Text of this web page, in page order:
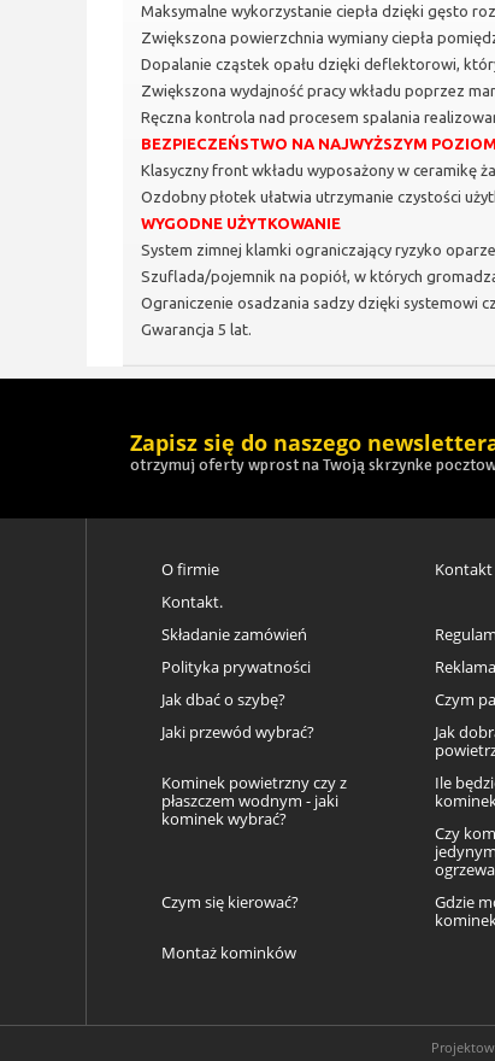
Maksymalne wykorzystanie ciepła dzięki gęsto
Zwiększona powierzchnia wymiany ciepła
Dopalanie cząstek opału dzięki deflektorowi,
Zwiększona wydajność pracy wkładu poprzez
Ręczna kontrola nad procesem spalania
BEZPIECZEŃSTWO NA NAJWYŻSZYM
Klasyczny front wkładu wyposażony w ceramikę
Ozdobny płotek ułatwia utrzymanie czystości
WYGODNE UŻYTKOWANIE
System zimnej klamki ograniczający ryzyko
Szuflada/pojemnik na popiół, w których
Ograniczenie osadzania sadzy dzięki systemowi
Gwarancja 5 lat.
Zapisz się do naszego
otrzymuj oferty wprost na Twoją skrzynke
O firmie
Kontakt
Kontakt.
Składanie zamówień
Polityka prywatności
Jak dbać o szybę?
Czym
Jaki przewód wybrać?
Jak
Kominek powietrzny czy z
płaszczem wodnym - jaki
kominek wybrać?
Ile
Czy
Czym się kierować?
Gdzie
Montaż kominków